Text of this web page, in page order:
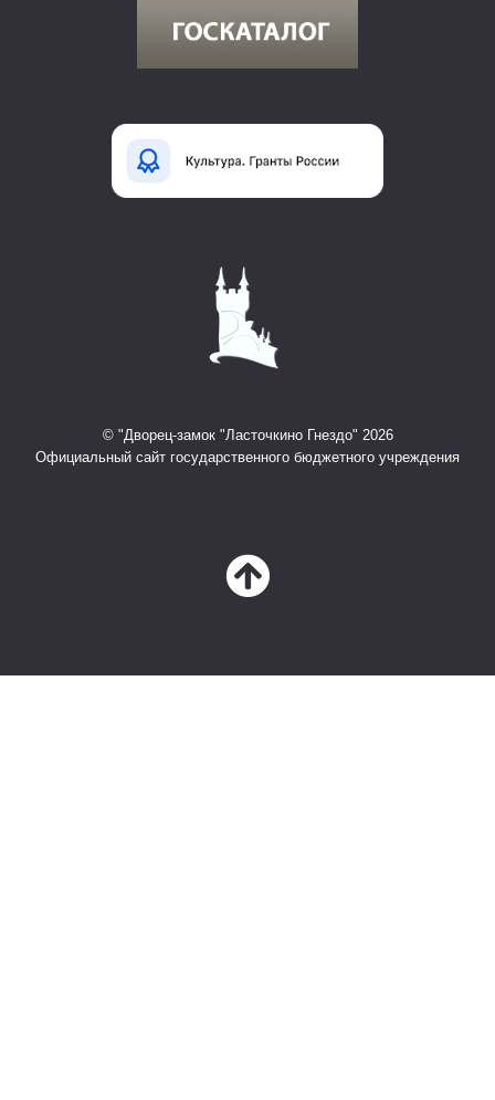
© "Дворец-замок "Ласточкино Гнездо" 2026
Официальный сайт государственного бюджетного учреждения